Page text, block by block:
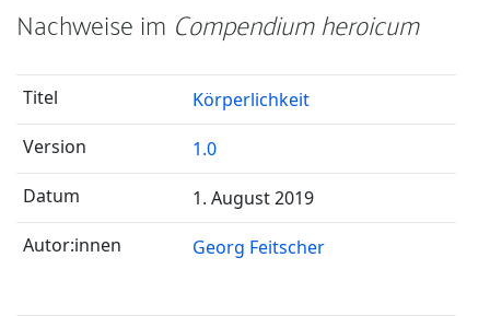
Nachweise im Compendium heroicum
Körperlichkeit
1.0
1. August 2019
Georg Feitscher